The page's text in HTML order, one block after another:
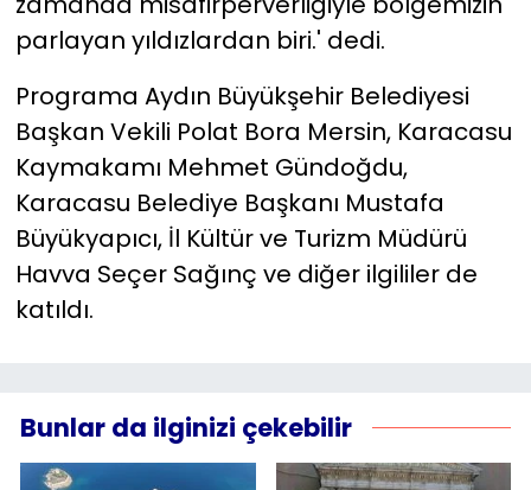
parlayan yıldızlardan biri.' dedi.
Programa Aydın Büyükşehir Belediyesi
Başkan Vekili Polat Bora Mersin, Karacasu
Kaymakamı Mehmet Gündoğdu,
Karacasu Belediye Başkanı Mustafa
Büyükyapıcı, İl Kültür ve Turizm Müdürü
Havva Seçer Sağınç ve diğer ilgililer de
katıldı.
Bunlar da ilginizi çekebilir